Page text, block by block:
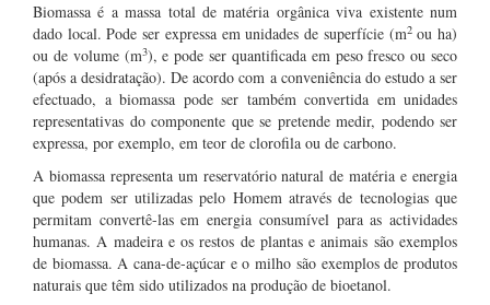
Biomassa é a massa total de matéria orgânica viva existente num
dado local. Pode ser expressa em unidades de superfície (m2ou ha)
ou de volume (m3), e pode ser quantificada em peso fresco ou seco
(após a desidratação). De acordo com a conveniência do estudo a ser
efectuado, a biomassa pode ser também convertida em unidades
representativas do componente que se pretende medir, podendo ser
expressa, por exemplo, em teor de clorofila ou de carbono.
A biomassa representa um reservatório natural de matéria e energia
que podem ser utilizadas pelo Homem através de tecnologias que
permitam convertê-las em energia consumível para as actividades
humanas. A madeira e os restos de plantas e animais são exemplos
de biomassa. A cana-de-açúcar e o milho são exemplos de produtos
naturais que têm sido utilizados na produção de bioetanol.